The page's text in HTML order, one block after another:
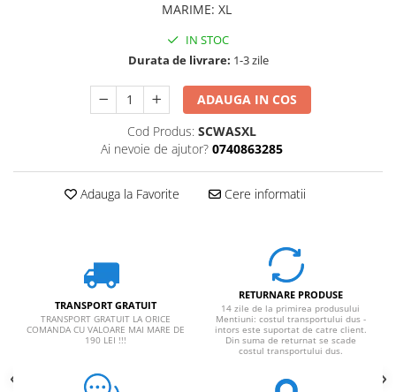
Rucsaci intre 51 - 70 litri
Borsete si Portofele
Corturi 2 persoane
Corturi de familie
LANTERNE
IMBRACAMINTE
MARIME: XL
IN STOC
Durata de livrare: 1-3 zile
ADAUGA IN COS
Cod Produs: SCWASXL
Ai nevoie de ajutor? 0740863285
Adauga la Favorite Cere informatii
TRANSPORT GRATUIT
TRANSPORT GRATUIT LA ORICE
COMANDA CU VALOARE MAI MARE DE
190 LEI !!!
RETURNARE PRODUSE
14 zile de la primirea produsului
Mentiuni: costul transportului dus -
intors este suportat de catre client.
Din suma de returnat se scade
costul transportului dus.